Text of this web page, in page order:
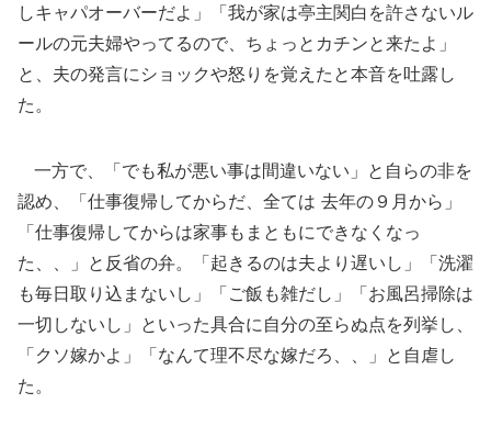
しキャパオーバーだよ」「我が家は亭主関白を許さないル
ールの元夫婦やってるので、ちょっとカチンと来たよ」
と、夫の発言にショックや怒りを覚えたと本音を吐露し
た。
一方で、「でも私が悪い事は間違いない」と自らの非を
認め、「仕事復帰してからだ、全ては 去年の９月から」
「仕事復帰してからは家事もまともにできなくなっ
た、、」と反省の弁。「起きるのは夫より遅いし」「洗濯
も毎日取り込まないし」「ご飯も雑だし」「お風呂掃除は
一切しないし」といった具合に自分の至らぬ点を列挙し、
「クソ嫁かよ」「なんて理不尽な嫁だろ、、」と自虐し
た。